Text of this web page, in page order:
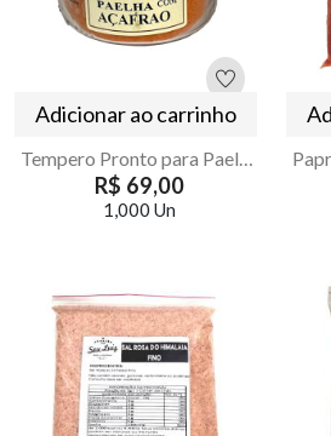
Adicionar ao carrinho
Tempero Pronto para Paella 45g Realça Sabores da Cozinha
R$ 69,00
1,000 Un